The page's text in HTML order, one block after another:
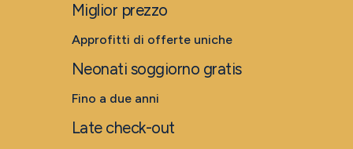
Miglior prezzo
Approfitti di offerte uniche
Neonati soggiorno gratis
Fino a due anni
Late check-out